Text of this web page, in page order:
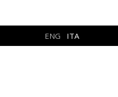
ENG ITA